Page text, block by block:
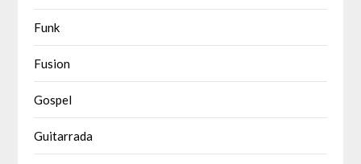
Funk
Fusion
Gospel
Guitarrada